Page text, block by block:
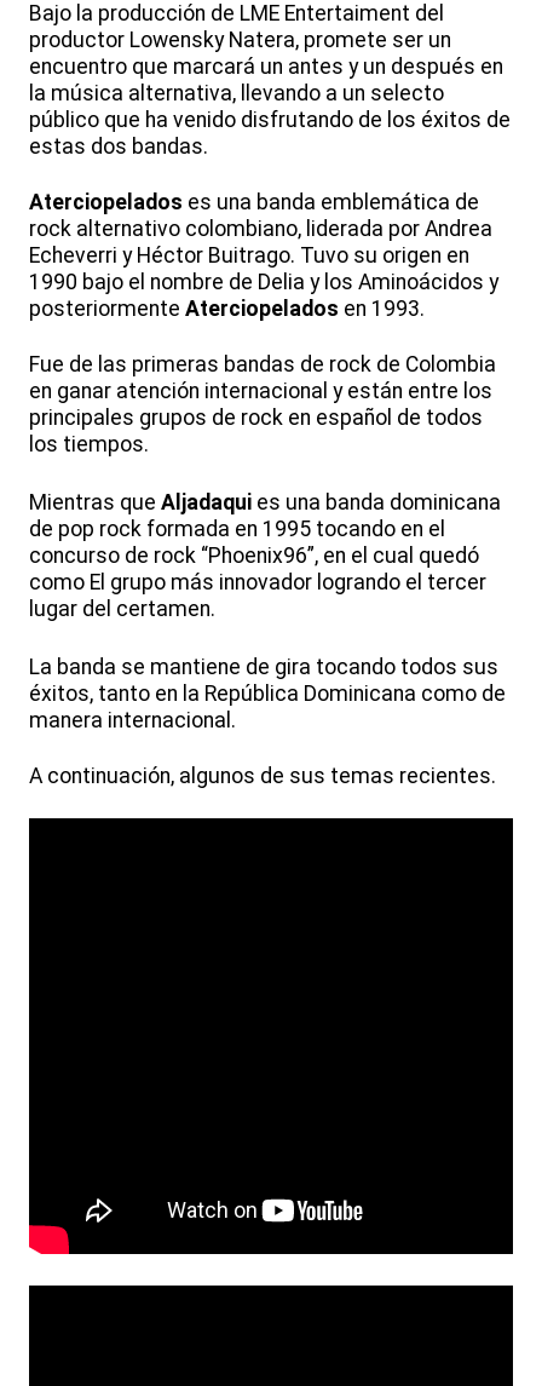
Bajo la producción de LME Entertaiment del
productor Lowensky Natera, promete ser un
encuentro que marcará un antes y un después en
la música alternativa, llevando a un selecto
público que ha venido disfrutando de los éxitos de
estas dos bandas.
Aterciopelados es una banda emblemática de
rock alternativo colombiano, liderada por Andrea
Echeverri y Héctor Buitrago. Tuvo su origen en
1990 bajo el nombre de Delia y los Aminoácidos y
posteriormente Aterciopelados en 1993.
Fue de las primeras bandas de rock de Colombia
en ganar atención internacional y están entre los
principales grupos de rock en español de todos
los tiempos.
Mientras que Aljadaqui es una banda dominicana
de pop rock formada en 1995 tocando en el
concurso de rock “Phoenix96”, en el cual quedó
como El grupo más innovador logrando el tercer
lugar del certamen.
La banda se mantiene de gira tocando todos sus
éxitos, tanto en la República Dominicana como de
manera internacional.
A continuación, algunos de sus temas recientes.